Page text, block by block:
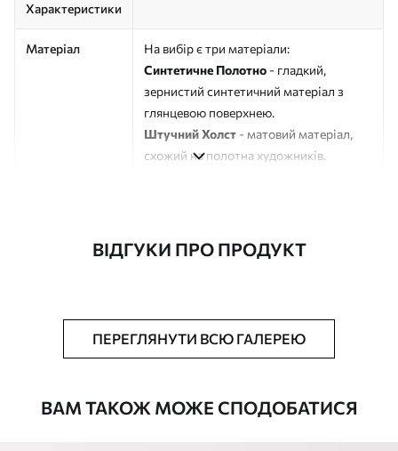
Характеристики
Матеріал
На вибір є три матеріали:
Синтетичне Полотно - гладкий,
зернистий синтетичний матеріал з
глянцевою поверхнею.
Штучний Холст - матовий матеріал,
схожий на полотна художників.
Додатково Можна додати лакове покриття.
ВІДГУКИ ПРО ПРОДУКТ
ПЕРЕГЛЯНУТИ ВСЮ ГАЛЕРЕЮ
ВАМ ТАКОЖ МОЖЕ СПОДОБАТИСЯ